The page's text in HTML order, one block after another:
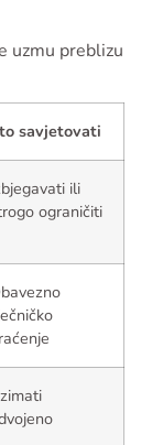
uzmu preblizu
savjetovati
ili
ograničiti